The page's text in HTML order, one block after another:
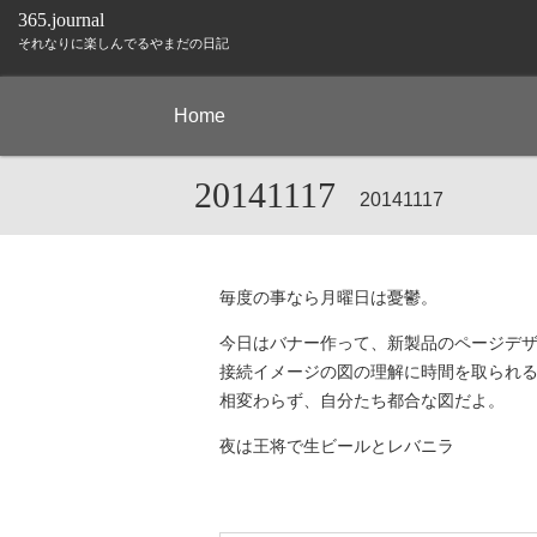
365.journal
それなりに楽しんでるやまだの日記
Home
20141117 20141117
毎度の事なら月曜日は憂鬱。
今日はバナー作って、新製品のページデ
接続イメージの図の理解に時間を取られる
相変わらず、自分たち都合な図だよ。
夜は王将で生ビールとレバニラ